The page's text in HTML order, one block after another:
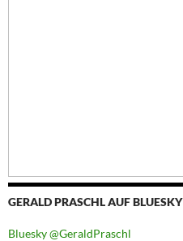
GERALD PRASCHL AUF BLUESKY
Bluesky @GeraldPraschl